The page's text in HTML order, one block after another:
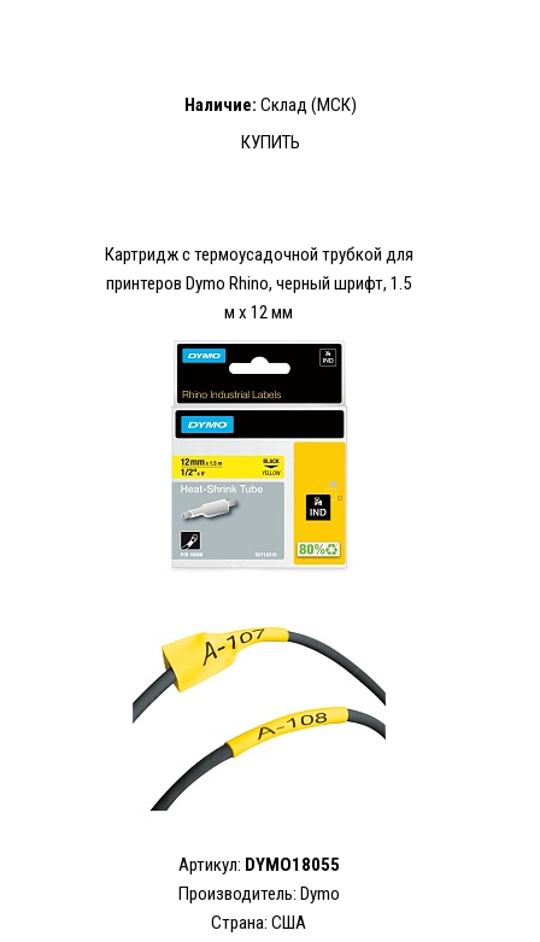
Наличие: Склад (МСК)
КУПИТЬ
Картридж с термоусадочной трубкой для
принтеров Dymo Rhino, черный шрифт, 1.5
м x 12 мм
Артикул: DYMO18055
Производитель: Dymo
Страна: США